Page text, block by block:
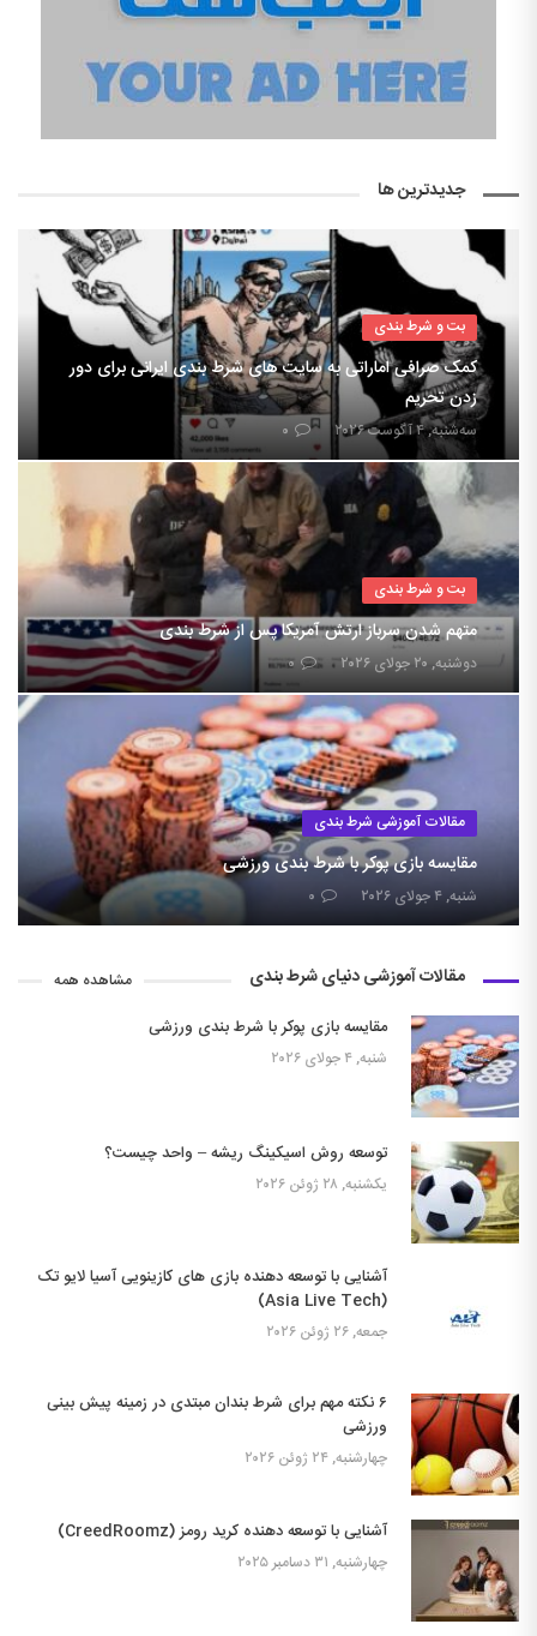
جدیدترین ها
بت و شرط بندی
کمک صرافی اماراتی به سایت های شرط بندی ایرانی برای دور
زدن تحریم
سه‌شنبه, ۴ آگوست ۲۰۲۶ ۰
بت و شرط بندی
متهم شدن سرباز ارتش آمریکا پس از شرط بندی
دوشنبه, ۲۰ جولای ۲۰۲۶ ۰
مقالات آموزشی شرط بندی
مقایسه بازی پوکر با شرط بندی ورزشی
شنبه, ۴ جولای ۲۰۲۶ ۰
مقالات آموزشی دنیای شرط بندی مشاهده همه
مقایسه بازی پوکر با شرط بندی ورزشی
شنبه, ۴ جولای ۲۰۲۶
توسعه روش اسیکینگ ریشه – واحد چیست؟
یکشنبه, ۲۸ ژوئن ۲۰۲۶
آشنایی با توسعه دهنده بازی های کازینویی آسیا لایو تک
(Asia Live Tech)
جمعه, ۲۶ ژوئن ۲۰۲۶
۶ نکته مهم برای شرط بندان مبتدی در زمینه پیش بینی
ورزشی
چهارشنبه, ۲۴ ژوئن ۲۰۲۶
آشنایی با توسعه دهنده کرید رومز (CreedRoomz)
چهارشنبه, ۳۱ دسامبر ۲۰۲۵